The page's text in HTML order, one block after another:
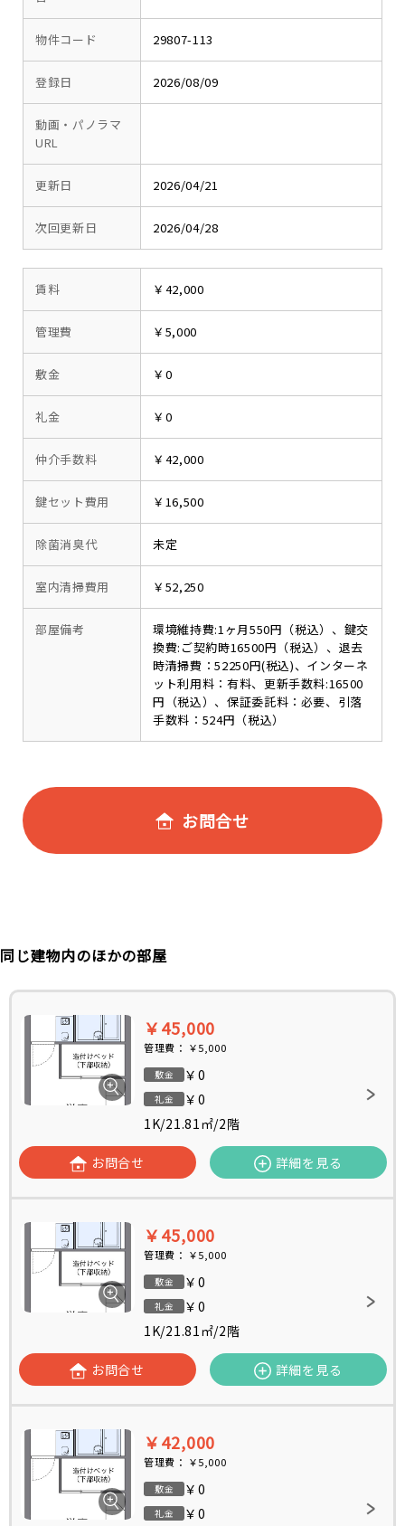
物件コード 29807-113
登録日 2026/08/09
動画・パノラマ
URL
更新日 2026/04/21
次回更新日 2026/04/28
賃料 ￥42,000
管理費 ￥5,000
敷金 ￥0
礼金 ￥0
仲介手数料 ￥42,000
鍵セット費用 ￥16,500
除菌消臭代 未定
室内清掃費用 ￥52,250
部屋備考
環境維持費:1ヶ月550円（税込）、鍵交
換費:ご契約時16500円（税込）、退去
時清掃費：52250円(税込)、インターネ
ット利用料：有料、更新手数料:16500
円（税込）、保証委託料：必要、引落
手数料：524円（税込）
お問合せ
同じ建物内のほかの部屋
￥45,000
管理費： ￥5,000
敷金 ￥0
礼金
￥0
1K/21.81㎡/2階
お問合せ 詳細を見る
￥45,000
管理費： ￥5,000
敷金 ￥0
礼金
￥0
1K/21.81㎡/2階
お問合せ 詳細を見る
￥42,000
管理費： ￥5,000
敷金 ￥0
礼金
￥0